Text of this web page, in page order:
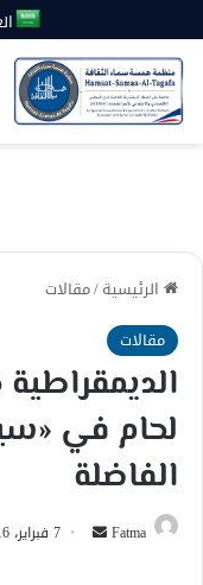
الرئيسية/مقالات
مقالات
لحام في
الفاضلة
Fatma
أرسل 7 فبراير، 2016